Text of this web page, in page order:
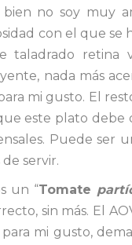
bien no soy muy
con el que
taladrado retina
nada más
mi gusto. El
este plato debe
Puede
servir.
un “Tomate
sin más. El
mi gusto,